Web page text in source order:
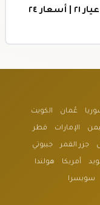
← سعر الذهب اليوم في السعودية عيار ٢١ | أسعار ٢٤
عُمان الكويت
الإمارات قطر
جزر القمر جيبوتي
أمريكا هولندا
سويسرا